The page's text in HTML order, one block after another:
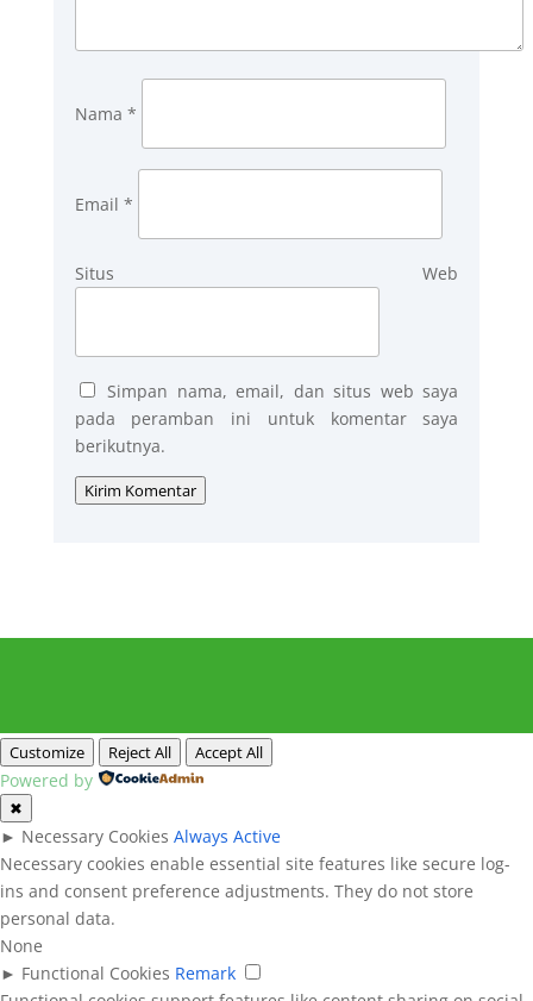
Nama *
Email *
Situs Web
Simpan nama, email, dan situs web saya
pada peramban ini untuk komentar saya
berikutnya.
Kirim Komentar
Customize Reject All Accept All
Powered by
✖
► Necessary Cookies Always Active
Necessary cookies enable essential site features like secure log-
ins and consent preference adjustments. They do not store
personal data.
None
► Functional Cookies Remark